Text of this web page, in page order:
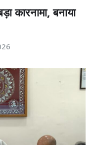
कारनामा, बनाया